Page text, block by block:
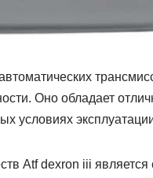
Оно обладает
условиях
Atf dexron iii является